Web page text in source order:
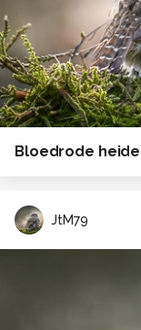
Bloedrode
JtM79